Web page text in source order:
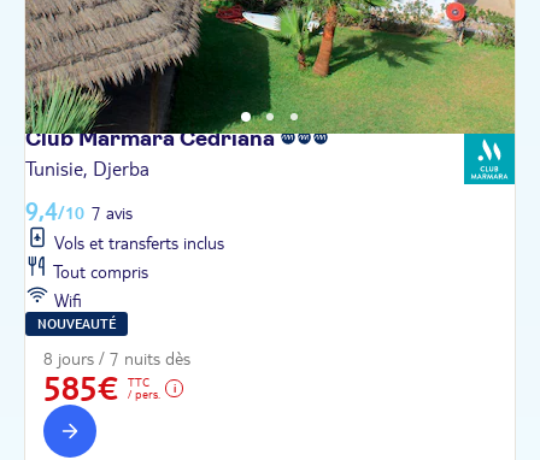
Club MarmaraCedriana
Tunisie, Djerba
9,4/10 7 avis
Vols et transferts inclus
Tout compris
Wifi
NOUVEAUTÉ
8 jours / 7 nuits dès
585€
TTC
/ pers.